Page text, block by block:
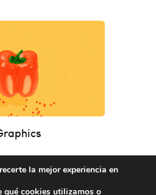
venenatis sollicitudin
volutpat. Integer eu
la mejor experiencia en
qué cookies utilizamos o